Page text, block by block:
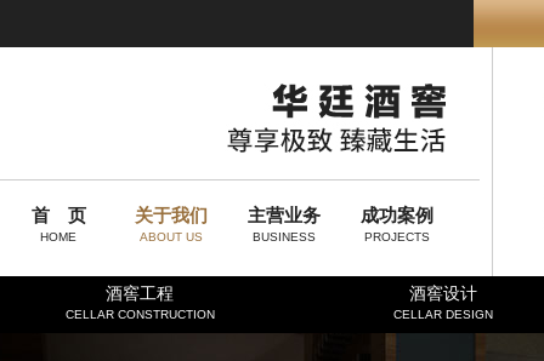
首 页
HOME
关于我们
ABOUT US
主营业务
BUSINESS
成功案例
PROJECTS
酒窖工程
CELLAR CONSTRUCTION
酒窖设计
CELLAR DESIGN